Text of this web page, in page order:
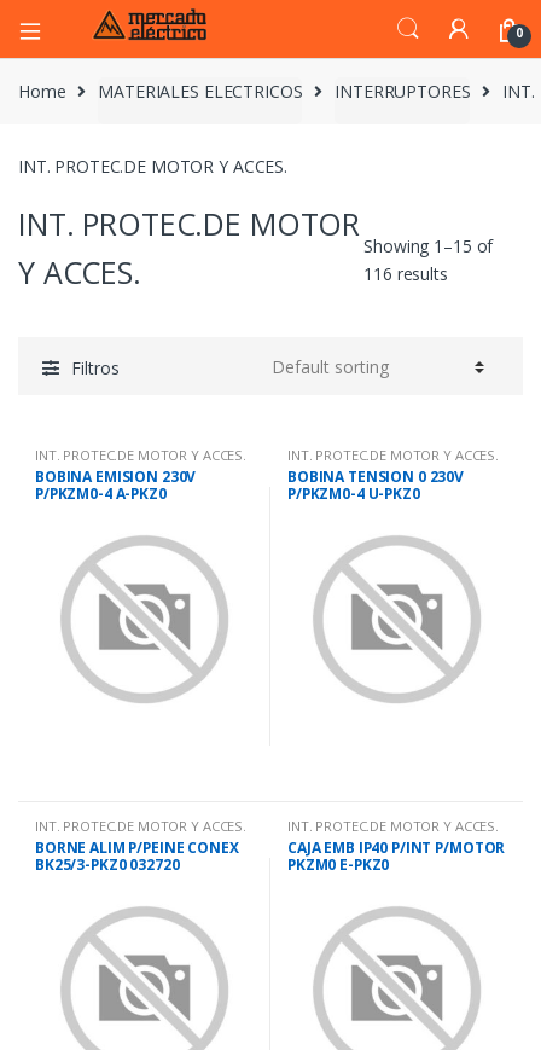
0
Home MATERIALES ELECTRICOS INTERRUPTORES INT.
INT. PROTEC.DE MOTOR Y ACCES.
INT. PROTEC.DE MOTOR
Y ACCES.
Showing 1–15 of
116 results
Filtros
INT. PROTEC.DE MOTOR Y ACCES.
BOBINA EMISION 230V
P/PKZM0-4 A-PKZ0
INT. PROTEC.DE MOTOR Y ACCES.
BOBINA TENSION 0 230V
P/PKZM0-4 U-PKZ0
INT. PROTEC.DE MOTOR Y ACCES.
BORNE ALIM P/PEINE CONEX
BK25/3-PKZ0 032720
INT. PROTEC.DE MOTOR Y ACCES.
CAJA EMB IP40 P/INT P/MOTOR
PKZM0 E-PKZ0